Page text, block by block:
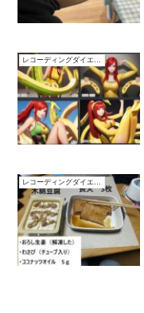
レコーディングダイエット